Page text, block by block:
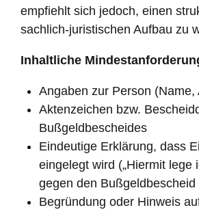
empfiehlt sich jedoch, einen
sachlich-juristischen Aufbau zu
Inhaltliche
Angaben zur Person (Name,
Aktenzeichen bzw.
Bußgeldbescheides
Eindeutige Erklärung, dass
eingelegt wird („Hiermit lege
gegen den
Begründung oder Hinweis